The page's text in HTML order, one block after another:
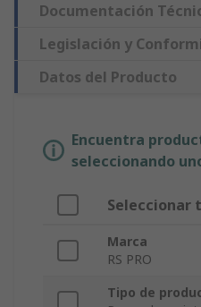
Documentación
Legislación y
Datos del Producto
Encuentra
seleccionando
Seleccionar
Marca
RS PRO
Tipo de